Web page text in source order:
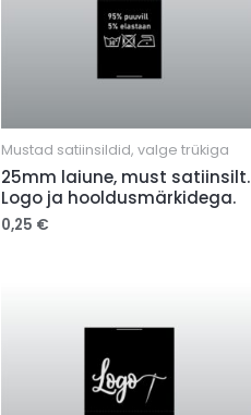
Mustad satiinsildid, valge trükiga
25mm laiune, must satiinsilt.
Logo ja hooldusmärkidega.
0,25 €